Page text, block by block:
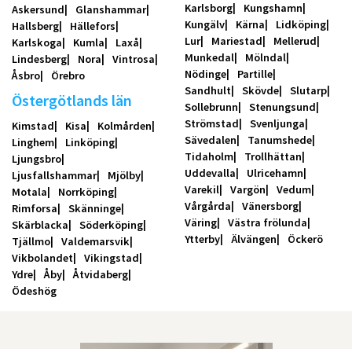
Askersund
Glanshammar
Hallsberg
Hällefors
Karlskoga
Kumla
Laxå
Lindesberg
Nora
Vintrosa
Åsbro
Örebro
Östergötlands län
Kimstad Kisa
Kolmården
Linghem
Linköping
Ljungsbro
Ljusfallshammar
Mjölby
Motala
Norrköping
Rimforsa
Skänninge
Skärblacka
Söderköping
Tjällmo
Valdemarsvik
Vikbolandet
Vikingstad
Ydre
Åby
Åtvidaberg
Ödeshög
Karlsborg
Kungshamn
Kungälv
Kärna
Lidköping
Lur
Mariestad
Mellerud
Munkedal
Mölndal
Nödinge
Partille
Sandhult
Skövde
Slutarp
Sollebrunn
Stenungsund
Strömstad
Svenljunga
Sävedalen
Tanumshede
Tidaholm
Trollhättan
Uddevalla
Ulricehamn
Varekil
Vargön
Vedum
Vårgårda
Vänersborg
Väring
Västra frölunda
Ytterby
Älvängen Öckerö